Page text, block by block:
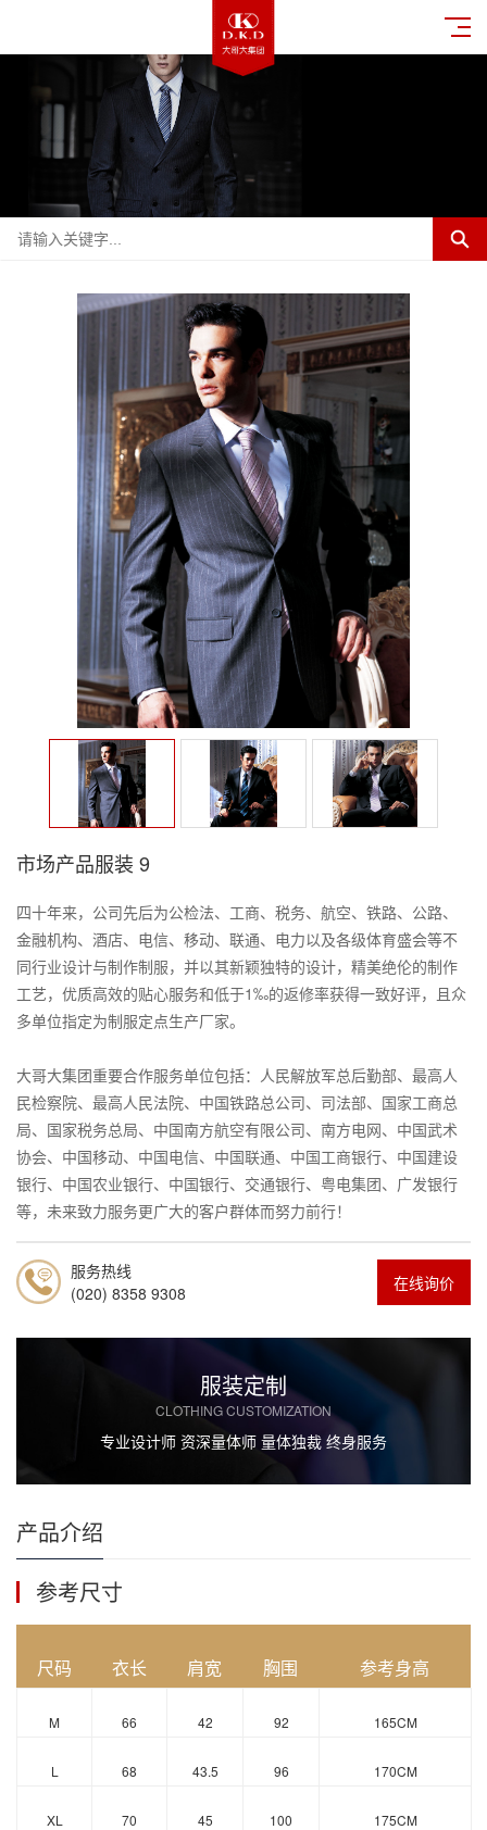
市场产品服装 9
四十年来，公司先后为公检法、工商、税务、航空、铁路、公路、
金融机构、酒店、电信、移动、联通、电力以及各级体育盛会等不
同行业设计与制作制服，并以其新颖独特的设计，精美绝伦的制作
工艺，优质高效的贴心服务和低于1‰的返修率获得一致好评，且众
多单位指定为制服定点生产厂家。
大哥大集团重要合作服务单位包括：人民解放军总后勤部、最高人
民检察院、最高人民法院、中国铁路总公司、司法部、国家工商总
局、国家税务总局、中国南方航空有限公司、南方电网、中国武术
协会、中国移动、中国电信、中国联通、中国工商银行、中国建设
银行、中国农业银行、中国银行、交通银行、粤电集团、广发银行
等，未来致力服务更广大的客户群体而努力前行！
在线询价
服务热线
(020) 8358 9308
服装定制
CLOTHING CUSTOMIZATION
专业设计师 资深量体师 量体独裁 终身服务
产品介绍
参考尺寸
尺码 衣长 肩宽 胸围 参考身高
M 66 42 92 165CM
L 68 43.5 96 170CM
XL 70 45 100 175CM